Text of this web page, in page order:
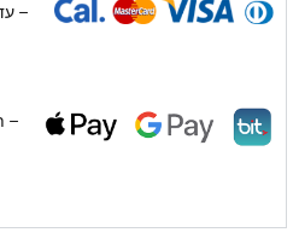
– עד 10 תשלומים
–